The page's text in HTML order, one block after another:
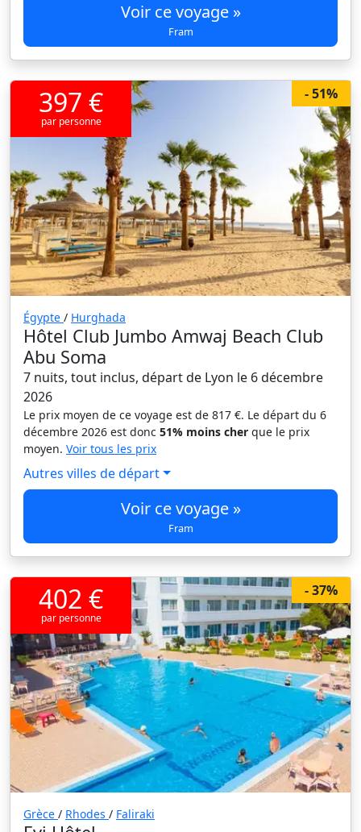
Voir ce voyage »
Fram
- 51%
397 €
par personne
Égypte / Hurghada
Hôtel Club Jumbo Amwaj Beach Club
Abu Soma
7 nuits, tout inclus, départ de Lyon le 6 décembre
2026
Le prix moyen de ce voyage est de 817 €. Le départ du 6
décembre 2026 est donc 51% moins cher que le prix
moyen. Voir tous les prix
Autres villes de départ
Voir ce voyage »
Fram
- 37%
402 €
par personne
Grèce / Rhodes / Faliraki